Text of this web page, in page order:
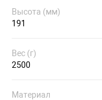
Высота (мм)
191
Вес (г)
2500
Материал